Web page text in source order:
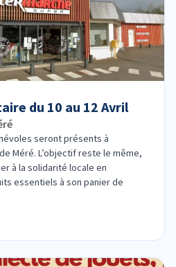
du 10 au 12 Avril
seront présents à
Méré. L’objectif reste le même,
à la solidarité locale en
essentiels à son panier de